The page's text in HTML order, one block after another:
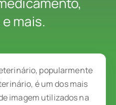
mais.
popularmente
é um dos mais
imagem utilizados na